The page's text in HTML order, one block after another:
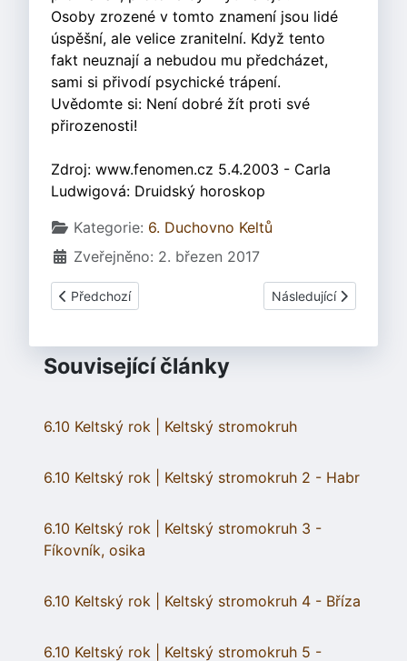
Osoby zrozené v tomto znamení jsou lidé
úspěšní, ale velice zranitelní. Když tento
fakt neuznají a nebudou mu předcházet,
sami si přivodí psychické trápení.
Uvědomte si: Není dobré žít proti své
přirozenosti!
Zdroj: www.fenomen.cz 5.4.2003 - Carla
Ludwigová: Druidský horoskop
Základní údaje
Kategorie: 6. Duchovno Keltů
Zveřejněno: 2. březen 2017
Předchozí článek: 6.10 Keltský rok | Keltský stromokruh 8
Předchozí Další článek: 6.10
Následující
Související články
6.10 Keltský rok | Keltský stromokruh
6.10 Keltský rok | Keltský stromokruh 2 - Habr
6.10 Keltský rok | Keltský stromokruh 3 -
Fíkovník, osika
6.10 Keltský rok | Keltský stromokruh 4 - Bříza
6.10 Keltský rok | Keltský stromokruh 5 -